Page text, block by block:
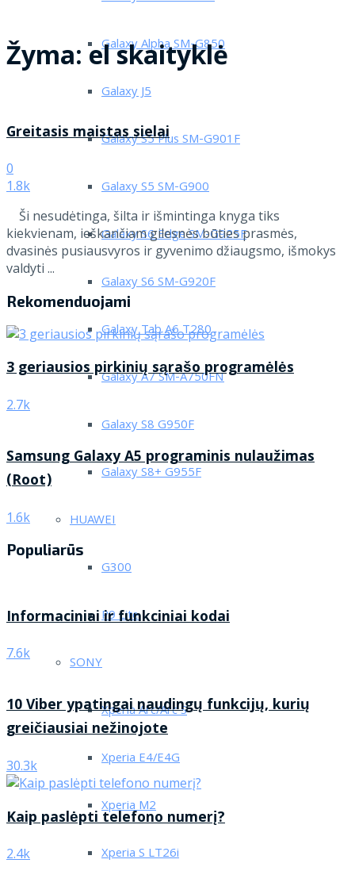
Galaxy Alpha SM-G850
Galaxy J5
Galaxy S5 Plus SM-G901F
Galaxy S5 SM-G900
Galaxy S6 Edge SM-G925F
Galaxy S6 SM-G920F
Galaxy Tab A6 T280
Galaxy A7 SM-A750FN
Galaxy S8 G950F
Galaxy S8+ G955F
HUAWEI
G300
P9 Lite
SONY
Xperia Arc/Arc S
Xperia E4/E4G
Xperia M2
Xperia S LT26i
Žyma:el skaityklė
Greitasis maistas sielai
0
1.8k
Ši nesudėtinga, šilta ir išmintinga knyga tiks
kiekvienam, ieškančiam gilesnės būties prasmės,
dvasinės pusiausvyros ir gyvenimo džiaugsmo, išmokys
valdyti ...
Rekomenduojami
3 geriausios pirkinių sąrašo programėlės
2.7k
Samsung Galaxy A5 programinis nulaužimas
(Root)
1.6k
Populiarūs
Informaciniai ir funkciniai kodai
7.6k
10 Viber ypatingai naudingų funkcijų, kurių
greičiausiai nežinojote
30.3k
Kaip paslėpti telefono numerį?
2.4k